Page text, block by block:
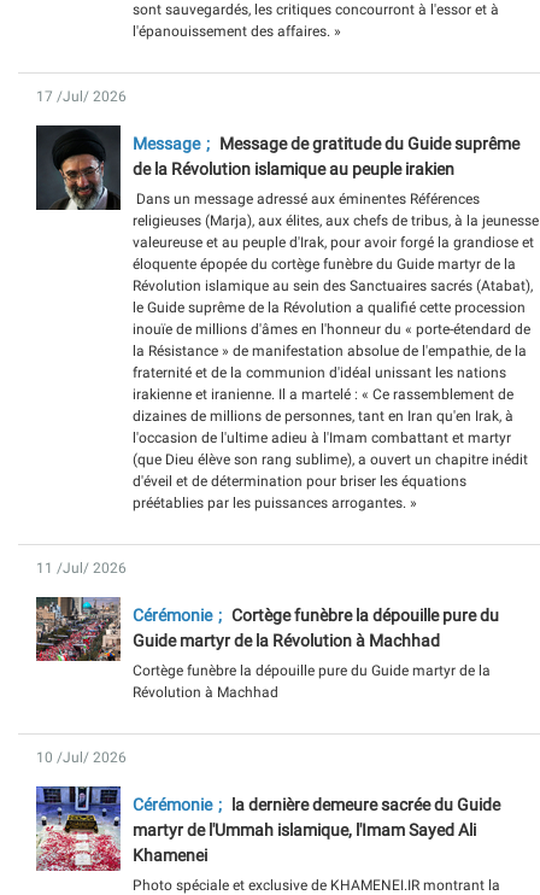
sont sauvegardés, les critiques concourront à l'essor et à
l'épanouissement des affaires. »
17 /Jul/ 2026
Message
Message de gratitude du Guide suprême
de la Révolution islamique au peuple irakien
​​​​​​​ Dans un message adressé aux éminentes Références
religieuses (Marja), aux élites, aux chefs de tribus, à la jeunesse
valeureuse et au peuple d'Irak, pour avoir forgé la grandiose et
éloquente épopée du cortège funèbre du Guide martyr de la
Révolution islamique au sein des Sanctuaires sacrés (Atabat),
le Guide suprême de la Révolution a qualifié cette procession
inouïe de millions d'âmes en l'honneur du « porte-étendard de
la Résistance » de manifestation absolue de l'empathie, de la
fraternité et de la communion d'idéal unissant les nations
irakienne et iranienne. Il a martelé : « Ce rassemblement de
dizaines de millions de personnes, tant en Iran qu'en Irak, à
l'occasion de l'ultime adieu à l'Imam combattant et martyr
(que Dieu élève son rang sublime), a ouvert un chapitre inédit
d'éveil et de détermination pour briser les équations
préétablies par les puissances arrogantes. »
11 /Jul/ 2026
Cérémonie
Cortège funèbre la dépouille pure du
Guide martyr de la Révolution à Machhad
Cortège funèbre la dépouille pure du Guide martyr de la
Révolution à Machhad
10 /Jul/ 2026
Cérémonie
la dernière demeure sacrée du Guide
martyr de l'Ummah islamique, l'Imam Sayed Ali
Khamenei
Photo spéciale et exclusive de KHAMENEI.IR montrant la